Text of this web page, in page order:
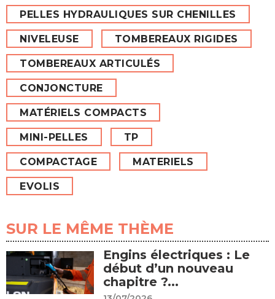
PELLES HYDRAULIQUES SUR CHENILLES
NIVELEUSE TOMBEREAUX RIGIDES
TOMBEREAUX ARTICULÉS
CONJONCTURE
MATÉRIELS COMPACTS
MINI-PELLES TP
COMPACTAGE MATERIELS
EVOLIS
SUR LE MÊME THÈME
Engins électriques : Le
début d’un nouveau
chapitre ?...